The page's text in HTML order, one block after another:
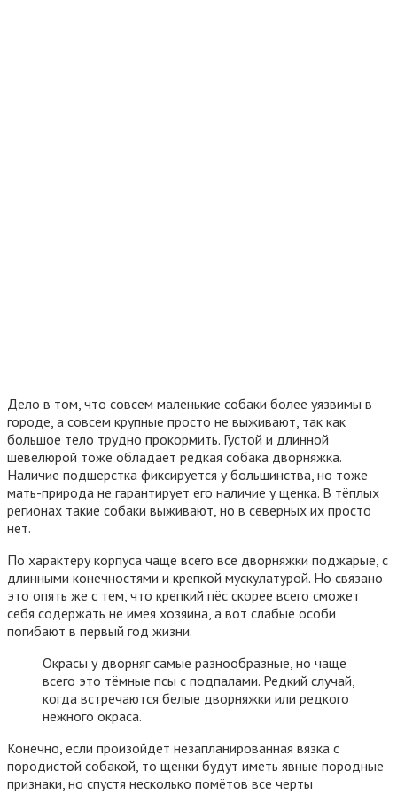
Дело в том, что совсем маленькие собаки более уязвимы в
городе, а совсем крупные просто не выживают, так как
большое тело трудно прокормить. Густой и длинной
шевелюрой тоже обладает редкая собака дворняжка.
Наличие подшерстка фиксируется у большинства, но тоже
мать-природа не гарантирует его наличие у щенка. В тёплых
регионах такие собаки выживают, но в северных их просто
нет.
По характеру корпуса чаще всего все дворняжки поджарые, с
длинными конечностями и крепкой мускулатурой. Но связано
это опять же с тем, что крепкий пёс скорее всего сможет
себя содержать не имея хозяина, а вот слабые особи
погибают в первый год жизни.
Окрасы у дворняг самые разнообразные, но чаще
всего это тёмные псы с подпалами. Редкий случай,
когда встречаются белые дворняжки или редкого
нежного окраса.
Конечно, если произойдёт незапланированная вязка с
породистой собакой, то щенки будут иметь явные породные
признаки, но спустя несколько помётов все черты